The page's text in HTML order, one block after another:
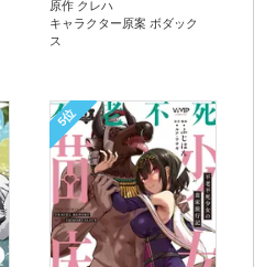
原作 クレハ
キャラクター原案 ボダック
ス
5位